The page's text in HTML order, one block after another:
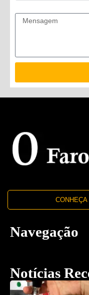
CONHEÇA
Navegação
Notícias